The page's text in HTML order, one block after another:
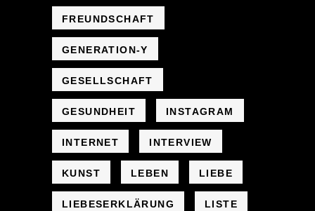
FREUNDSCHAFT
GENERATION-Y
GESELLSCHAFT
GESUNDHEIT INSTAGRAM
INTERNET INTERVIEW
KUNST LEBEN LIEBE
LIEBESERKLÄRUNG LISTE